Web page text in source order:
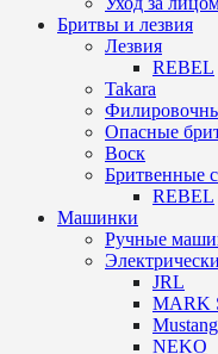
Бритвы и лезвия
Лезвия
REBEL
Takara
Опасные
Воск
Бритвенные
REBEL
Машинки
Ручные
JRL
MARK
Mustang
NEKO